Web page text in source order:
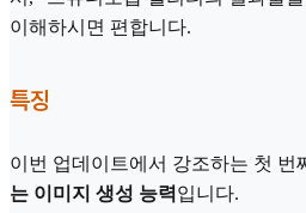
이해하시면 편합니다.
특징
이번 업데이트에서 강조하는 첫 번
는 이미지 생성 능력입니다.